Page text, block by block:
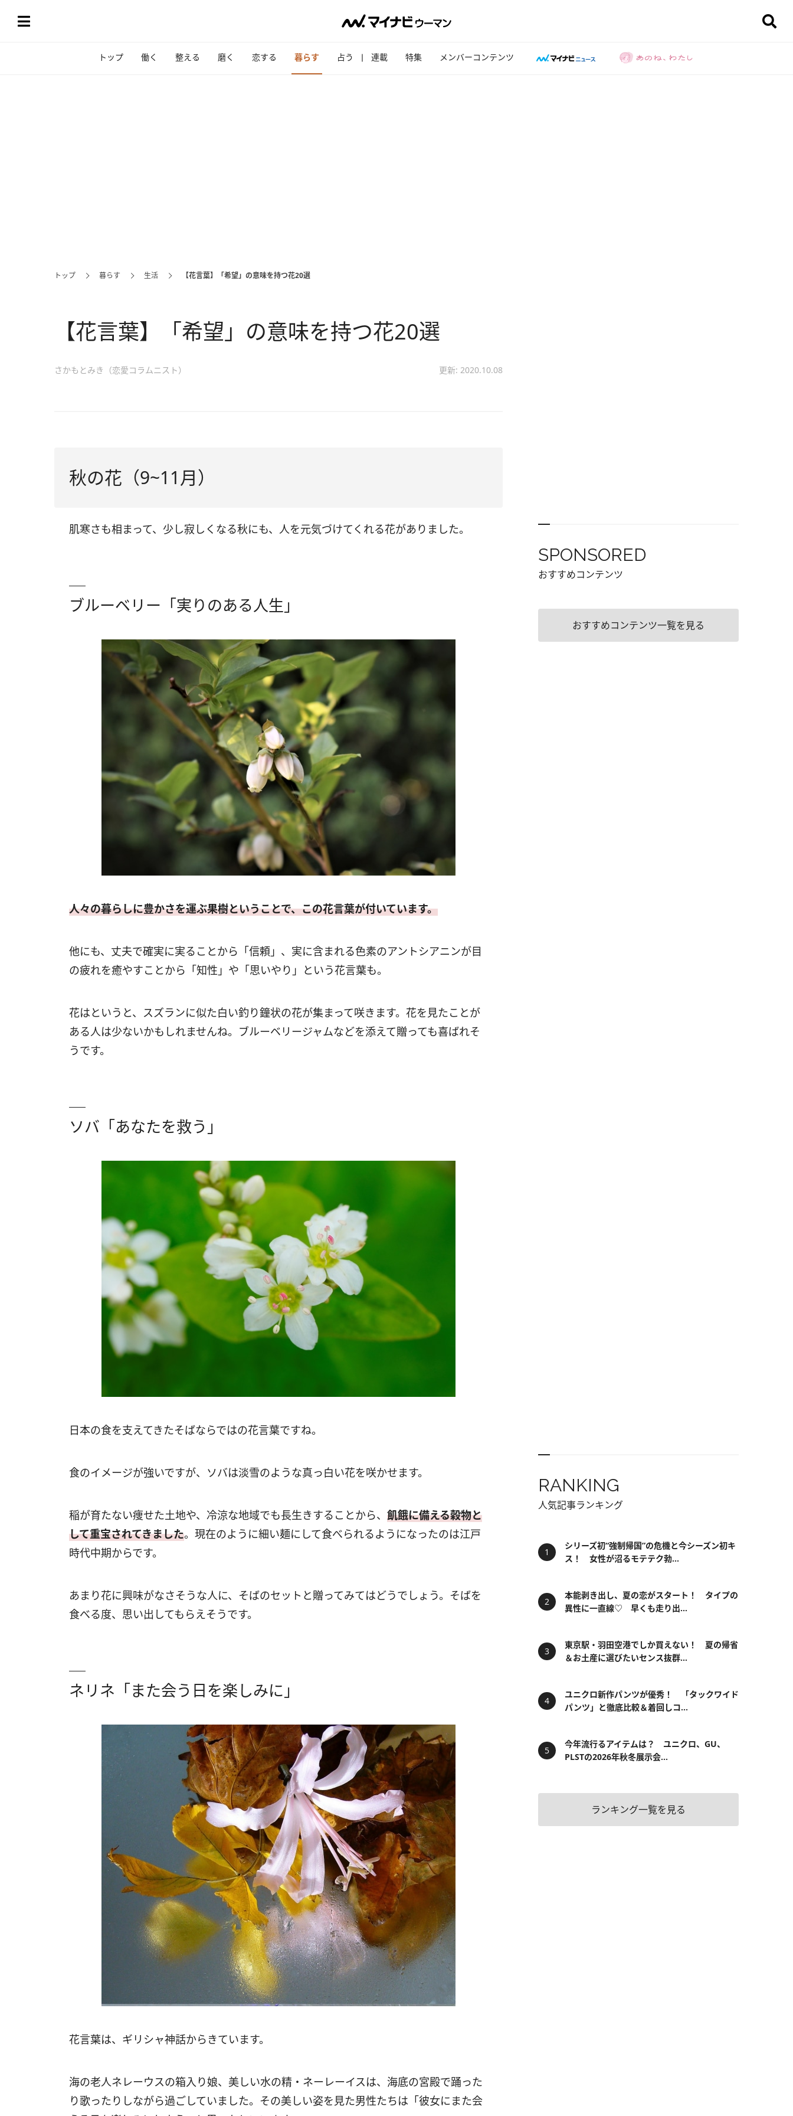
トップ 働く 整える 磨く 恋する 暮らす 占う 連載 特集 メンバーコンテンツ
トップ 暮らす 生活 【花言葉】「希望」の意味を持つ花20選
【花言葉】「希望」の意味を持つ花20選
さかもとみき（恋愛コラムニスト） 更新: 2020.10.08
秋の花（9~11月）
肌寒さも相まって、少し寂しくなる秋にも、人を元気づけてくれる花がありました。
ブルーベリー「実りのある人生」
人々の暮らしに豊かさを運ぶ果樹ということで、この花言葉が付いています。
他にも、丈夫で確実に実ることから「信頼」、実に含まれる色素のアントシアニンが目
の疲れを癒やすことから「知性」や「思いやり」という花言葉も。
花はというと、スズランに似た白い釣り鐘状の花が集まって咲きます。花を見たことが
ある人は少ないかもしれませんね。ブルーベリージャムなどを添えて贈っても喜ばれそ
うです。
ソバ「あなたを救う」
日本の食を支えてきたそばならではの花言葉ですね。
食のイメージが強いですが、ソバは淡雪のような真っ白い花を咲かせます。
稲が育たない痩せた土地や、冷涼な地域でも長生きすることから、 飢餓に備える穀物と
して重宝されてきました。現在のように細い麺にして食べられるようになったのは江戸
時代中期からです。
あまり花に興味がなさそうな人に、そばのセットと贈ってみてはどうでしょう。そばを
食べる度、思い出してもらえそうです。
ネリネ「また会う日を楽しみに」
花言葉は、ギリシャ神話からきています。
海の老人ネレーウスの箱入り娘、美しい水の精・ネーレーイスは、海底の宮殿で踊った
り歌ったりしながら過ごしていました。その美しい姿を見た男性たちは「彼女にまた会
SPONSORED
おすすめコンテンツ
おすすめコンテンツ一覧を見る
RANKING
人気記事ランキング
シリーズ初“強制帰国”の危機と今シーズン初キ
ス！ 女性が沼るモテテク勃...
本能剥き出し、夏の恋がスタート！ タイプの
異性に一直線♡ 早くも走り出...
東京駅・羽田空港でしか買えない！ 夏の帰省
＆お土産に選びたいセンス抜群...
ユニクロ新作パンツが優秀！ 「タックワイド
パンツ」と徹底比較＆着回しコ...
今年流行るアイテムは？ ユニクロ、GU、
PLSTの2026年秋冬展示会...
ランキング一覧を見る